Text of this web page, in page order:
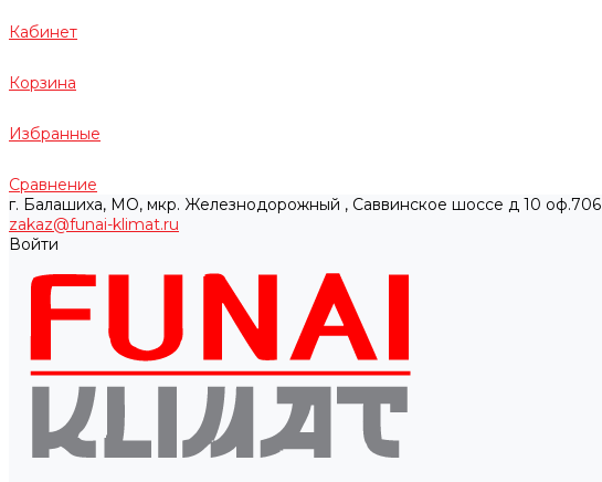
Кабинет
Корзина
Избранные
Сравнение
г. Балашиха, МО, мкр. Железнодорожный , Саввинское шоссе д 10 оф.706
zakaz@funai-klimat.ru
Войти